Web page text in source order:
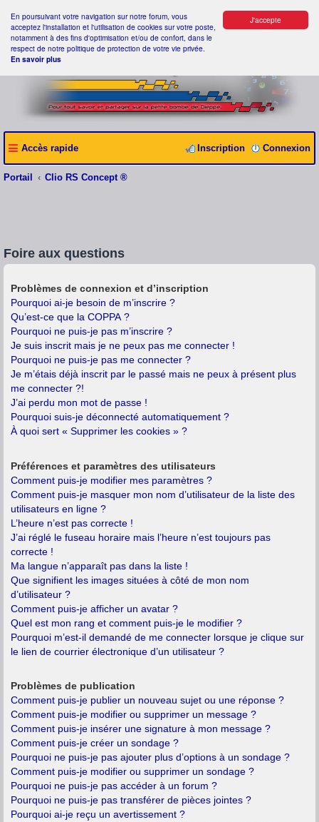
J'accepte
En poursuivant votre navigation sur notre forum, vous
acceptez l'installation et l'utilisation de cookies sur votre poste,
notamment à des fins d'optimisation et/ou de confort, dans le
respect de notre politique de protection de votre vie privée.
En savoir plus
Accès rapide Connexion
Inscription
Portail Clio RS Concept ®
Foire aux questions
Problèmes de connexion et d’inscription
Pourquoi ai-je besoin de m’inscrire ?
Qu’est-ce que la COPPA ?
Pourquoi ne puis-je pas m’inscrire ?
Je suis inscrit mais je ne peux pas me connecter !
Pourquoi ne puis-je pas me connecter ?
Je m’étais déjà inscrit par le passé mais ne peux à présent plus
me connecter ?!
J’ai perdu mon mot de passe !
Pourquoi suis-je déconnecté automatiquement ?
À quoi sert « Supprimer les cookies » ?
Préférences et paramètres des utilisateurs
Comment puis-je modifier mes paramètres ?
Comment puis-je masquer mon nom d’utilisateur de la liste des
utilisateurs en ligne ?
L’heure n’est pas correcte !
J’ai réglé le fuseau horaire mais l’heure n’est toujours pas
correcte !
Ma langue n’apparaît pas dans la liste !
Que signifient les images situées à côté de mon nom
d’utilisateur ?
Comment puis-je afficher un avatar ?
Quel est mon rang et comment puis-je le modifier ?
Pourquoi m’est-il demandé de me connecter lorsque je clique sur
le lien de courrier électronique d’un utilisateur ?
Problèmes de publication
Comment puis-je publier un nouveau sujet ou une réponse ?
Comment puis-je modifier ou supprimer un message ?
Comment puis-je insérer une signature à mon message ?
Comment puis-je créer un sondage ?
Pourquoi ne puis-je pas ajouter plus d’options à un sondage ?
Comment puis-je modifier ou supprimer un sondage ?
Pourquoi ne puis-je pas accéder à un forum ?
Pourquoi ne puis-je pas transférer de pièces jointes ?
Pourquoi ai-je reçu un avertissement ?